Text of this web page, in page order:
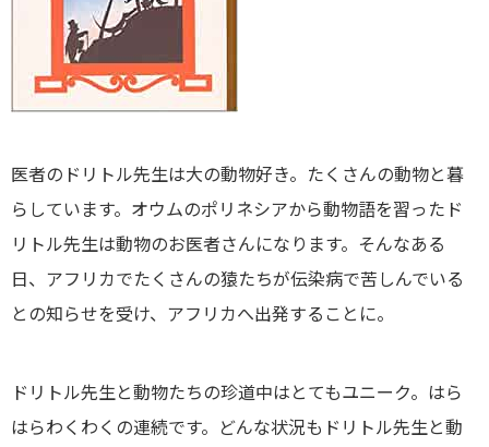
医者のドリトル先生は大の動物好き。たくさんの動物と暮
らしています。オウムのポリネシアから動物語を習ったド
リトル先生は動物のお医者さんになります。そんなある
日、アフリカでたくさんの猿たちが伝染病で苦しんでいる
との知らせを受け、アフリカへ出発することに。
ドリトル先生と動物たちの珍道中はとてもユニーク。はら
はらわくわくの連続です。どんな状況もドリトル先生と動